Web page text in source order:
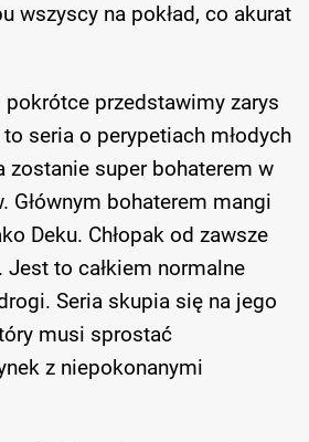
wszyscy na pokład, co akurat
przedstawimy zarys
seria o perypetiach młodych
zostanie super bohaterem w
Głównym bohaterem mangi
Deku. Chłopak od zawsze
to całkiem normalne
Seria skupia się na jego
musi sprostać
z niepokonanymi